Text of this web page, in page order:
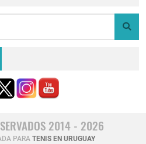
2014 - 2026
PARA TENIS EN URUGUAY